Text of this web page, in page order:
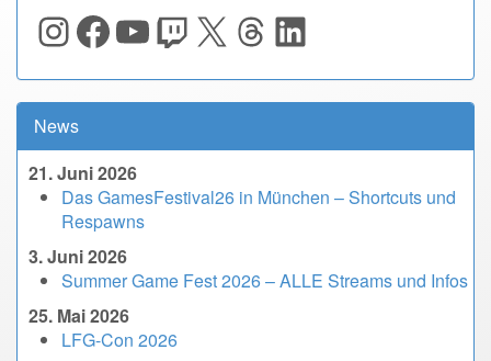
Instagram
Facebook
YouTube
Twitch
X Threads
LinkedIn
News
21. Juni 2026
Das GamesFestival26 in München – Shortcuts und
Respawns
3. Juni 2026
Summer Game Fest 2026 – ALLE Streams und Infos
25. Mai 2026
LFG-Con 2026